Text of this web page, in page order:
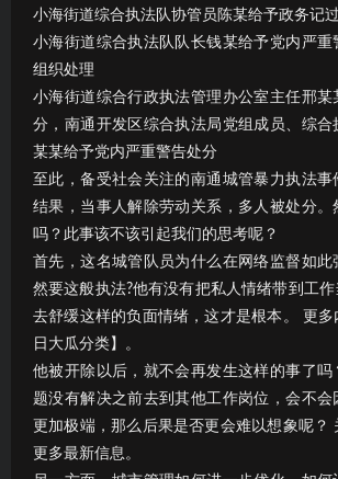
小海街道综合执法队协管员陈某给予政务记
小海街道综合执法队队长钱某给予党内严重
组织处理
小海街道综合行政执法管理办公室主任邢某
分，南通开发区综合执法局党组成员、综合
某某给予党内严重警告处分
至此，备受社会关注的南通城管暴力执法事
结果，当事人解除劳动关系，多人被处分。
吗？此事该不该引起我们的思考呢？
首先，这名城管队员为什么在网络监督如此
然要这般执法?他有没有把私人情绪带到工
去舒缓这样的负面情绪，这才是根本。 更
日大瓜分类】。
他被开除以后，就不会再发生这样的事了吗
题没有解决之前去到其他工作岗位，会不会
更加极端，那么后果是否更会难以想象呢？
更多最新信息。